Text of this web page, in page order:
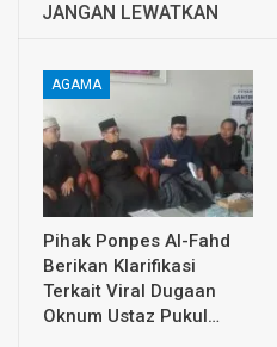
JANGAN LEWATKAN
AGAMA
Pihak Ponpes Al-Fahd
Berikan Klarifikasi
Terkait Viral Dugaan
Oknum Ustaz Pukul…